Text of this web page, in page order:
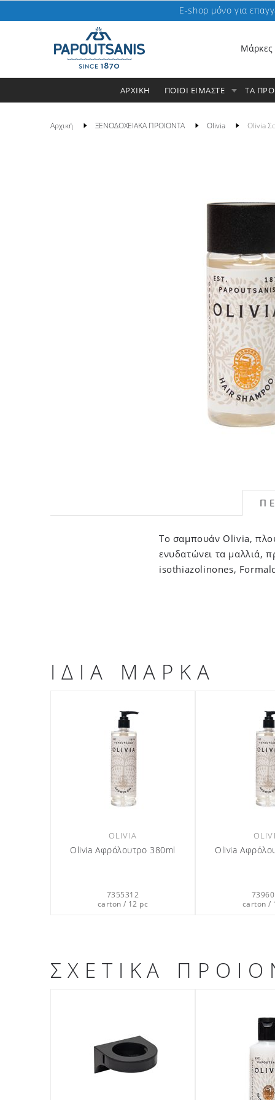
E-shop μόνο για
Μάρκες
ΑΡΧΙΚΗ ΠΟΙΟΙ ΕΙΜΑΣΤΕ ΤΑ
Αρχική ΞΕΝΟΔΟΧΕΙΑΚΑ ΠΡΟΙΟΝΤΑ Olivia Olivia
Το σαμπουάν Olivia,
ενυδατώνει τα μαλλιά,
isothiazolinones,
ΙΔΙΑ ΜΑΡΚΑ
OLIVIA
Olivia Αφρόλουτρο 380ml
7355312
carton / 12 pc
Olivia
carton /
ΣΧΕΤΙΚΑ